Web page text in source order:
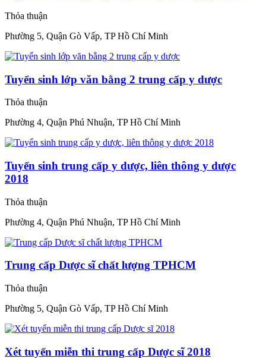
Thỏa thuận
Phường 5, Quận Gò Vấp, TP Hồ Chí Minh
Tuyển sinh lớp văn bằng 2 trung cấp y dược
Thỏa thuận
Phường 4, Quận Phú Nhuận, TP Hồ Chí Minh
Tuyển sinh trung cấp y dược, liên thông y dược
2018
Thỏa thuận
Phường 4, Quận Phú Nhuận, TP Hồ Chí Minh
Trung cấp Dược sĩ chất lượng TPHCM
Thỏa thuận
Phường 5, Quận Gò Vấp, TP Hồ Chí Minh
Xét tuyển miễn thi trung cấp Dược sĩ 2018